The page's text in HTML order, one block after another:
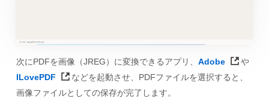
次にPDFを画像（JREG）に変換できるアプリ、 Adobe
や
ILovePDF
などを起動させ、PDFファイルを選択すると、
画像ファイルとしての保存が完了します。